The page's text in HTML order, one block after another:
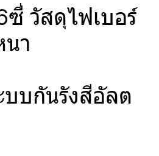
ซี่ วัสดุไฟเบอร์
า
บบกันรังสีอัลต